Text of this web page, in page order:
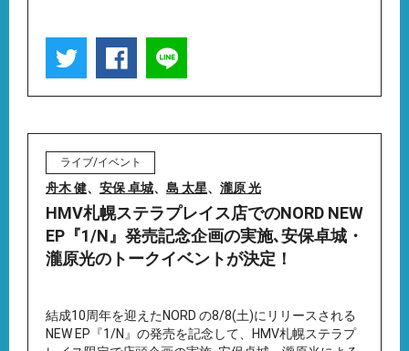
ライブ/イベント
舟木 健、 安保 卓城、 島 太星、 瀧原 光
HMV札幌ステラプレイス店でのNORD NEW
EP『1/N』発売記念企画の実施､安保卓城・
瀧原光のトークイベントが決定！
結成10周年を迎えたNORD の8/8(土)にリリースされる
NEW EP『1/N』の発売を記念して、HMV札幌ステラプ